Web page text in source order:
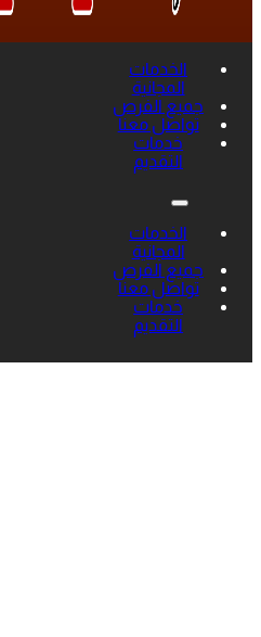
الخدمات
المجانية
جميع الفرص
تواصل معنا
خدمات
التقديم
الخدمات
المجانية
جميع الفرص
تواصل معنا
خدمات
التقديم